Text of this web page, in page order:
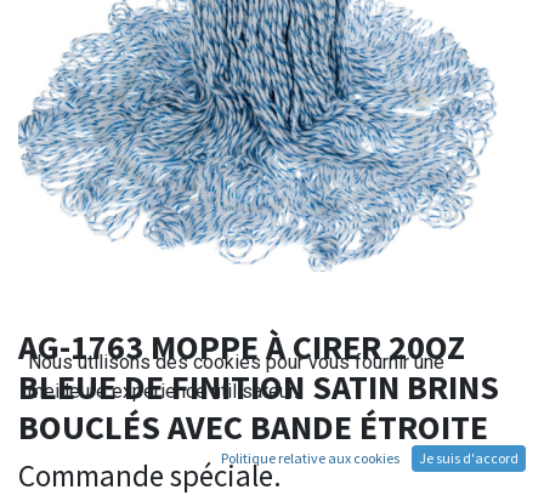
AG-1763 MOPPE À CIRER 20OZ
BLEUE DE FINITION SATIN BRINS
BOUCLÉS AVEC BANDE ÉTROITE
Commande spéciale.
Nous utilisons des cookies pour vous fournir une
meilleure expérience utilisateur.
Politique relative aux cookies Je suis d'accord